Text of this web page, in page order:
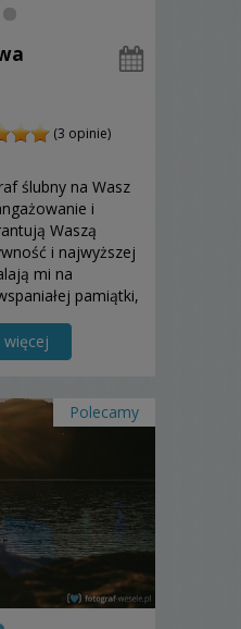
(3 opinie)
ślubny na Wasz
i
Waszą
i najwyższej
mi na
pamiątki,
więcej
Polecamy